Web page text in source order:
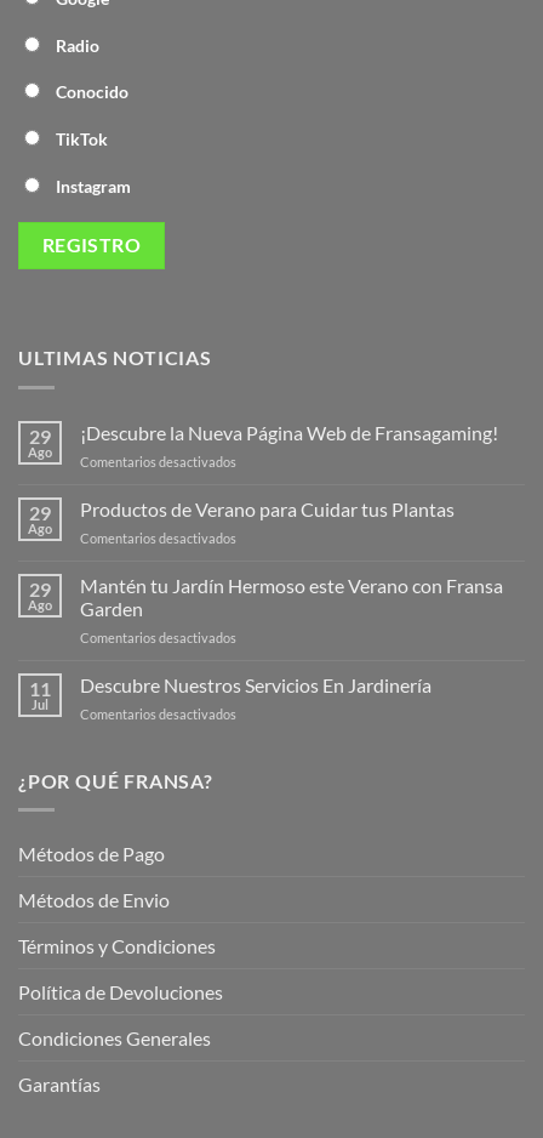
Radio
Conocido
TikTok
Instagram
ULTIMAS NOTICIAS
29
Ago
¡Descubre la Nueva Página Web de Fransagaming!
Comentarios desactivados
Nueva
de
29
Ago
Productos de Verano para Cuidar tus Plantas
Comentarios desactivados
de
Verano
Plantas
29
Ago
Mantén tu Jardín Hermoso este Verano con Fransa
Garden
Comentarios desactivados
tu
Jardín
11
Jul
Descubre Nuestros Servicios En Jardinería
Comentarios desactivados
¿POR QUÉ FRANSA?
Métodos de Pago
Métodos de Envio
Términos y Condiciones
Política de Devoluciones
Condiciones Generales
Garantías